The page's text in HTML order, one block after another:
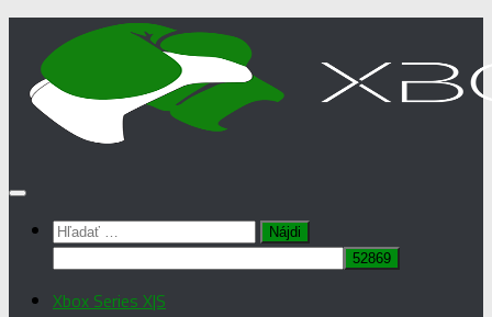
Preskočiť
obsah
Hľadať:
Xbox Series X|S